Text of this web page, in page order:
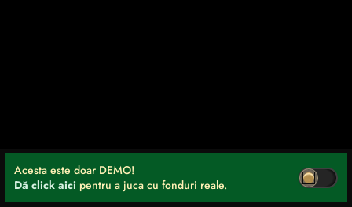
Acesta este doar DEMO!
Dă click aici pentru a juca cu fonduri reale.